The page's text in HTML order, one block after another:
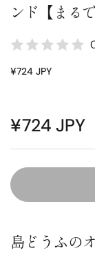
ンド【まる
¥724 JPY
¥724 JPY
島どうふの